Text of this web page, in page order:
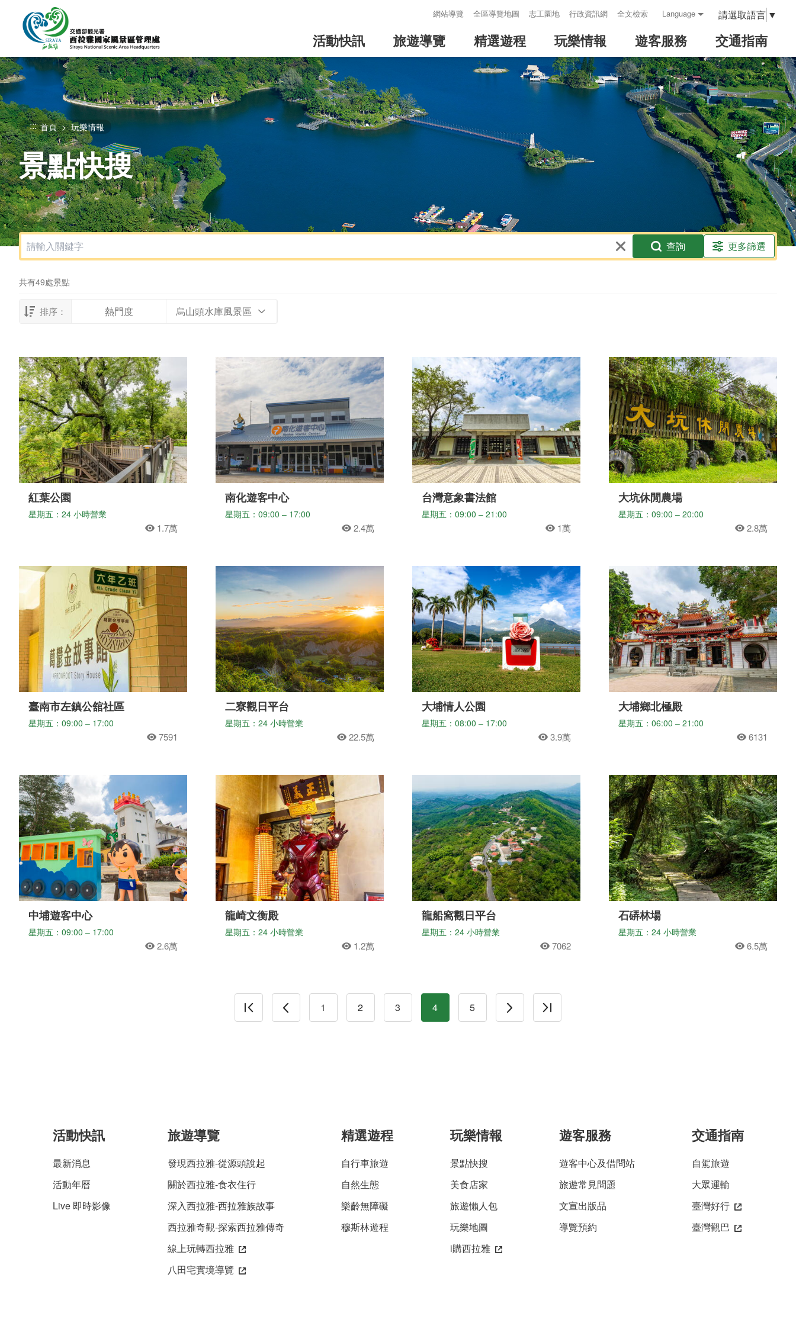
內
容
區
塊
網站導覽 全區導覽地圖 志工園地 行政資訊網 全文檢索 Language 請選取語言 ▼
活動快訊 旅遊導覽 精選遊程 玩樂情報 遊客服務 交通指南
::: 首頁 玩樂情報
景點快搜
查詢 更多篩選
共有49處景點
排序： 熱門度 烏山頭水庫風景區
紅葉公園
星期五：24 小時營業
1.7萬
南化遊客中心
星期五：09:00 – 17:00
2.4萬
台灣意象書法館
星期五：09:00 – 21:00
1萬
大坑休閒農場
星期五：09:00 – 20:00
2.8萬
臺南市左鎮公舘社區
星期五：09:00 – 17:00
7591
二寮觀日平台
星期五：24 小時營業
22.5萬
大埔情人公園
星期五：08:00 – 17:00
3.9萬
大埔鄉北極殿
星期五：06:00 – 21:00
6131
中埔遊客中心
星期五：09:00 – 17:00
2.6萬
龍崎文衡殿
星期五：24 小時營業
1.2萬
龍船窩觀日平台
星期五：24 小時營業
7062
石硦林場
星期五：24 小時營業
6.5萬
1 2 3 4 5
活動快訊
最新消息
活動年曆
Live 即時影像
旅遊導覽
發現西拉雅-從源頭說起
關於西拉雅-食衣住行
深入西拉雅-西拉雅族故事
西拉雅奇觀-探索西拉雅傳奇
線上玩轉西拉雅
八田宅實境導覽
精選遊程
自行車旅遊
自然生態
樂齡無障礙
穆斯林遊程
玩樂情報
景點快搜
美食店家
旅遊懶人包
玩樂地圖
i購西拉雅
遊客服務
遊客中心及借問站
旅遊常見問題
文宣出版品
導覽預約
交通指南
自駕旅遊
大眾運輸
臺灣好行
臺灣觀巴